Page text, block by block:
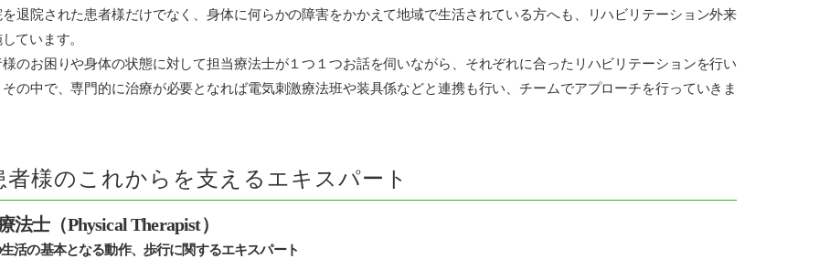
退院された患者様だけでなく、身体に何らかの障害をかかえて地域で生活されている方へも、リハビリテーション外来
ています。
のお困りや身体の状態に対して担当療法士が１つ１つお話を伺いながら、それぞれに合ったリハビリテーションを行い
その中で、専門的に治療が必要となれば電気刺激療法班や装具係などと連携も行い、チームでアプローチを行っていきま
者様のこれからを支えるエキスパート
法士（Physical Therapist）
活の基本となる動作、歩行に関するエキスパート